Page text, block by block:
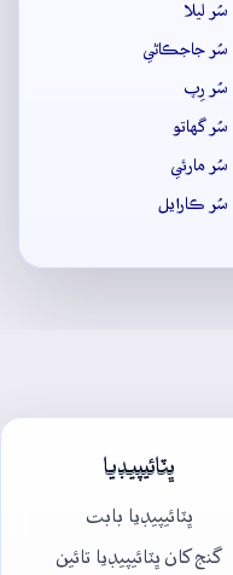
سُر ليلا
سُر جاجڪاڻي
سُر رِپ
سُر گهاتو
سُر مارئي
سُر ڪارايل
ڀٽائيپيڊيا
ڀٽائيپيڊيا بابت
گنج کان ڀٽائيپيڊيا تائين